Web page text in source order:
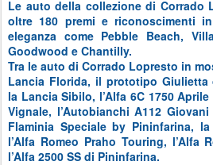
Le auto della collezione di Corrado
oltre 180 premi e riconoscimenti
eleganza come Pebble Beach,
Goodwood e Chantilly.
Tra le auto di Corrado Lopresto in
Lancia Florida, il prototipo Giulietta
la Lancia Sibilo, l’Alfa 6C 1750
Vignale, l’Autobianchi A112
Flaminia Speciale by Pininfarina,
l’Alfa Romeo Praho Touring, l’Alfa
l’Alfa 2500 SS di Pininfarina.